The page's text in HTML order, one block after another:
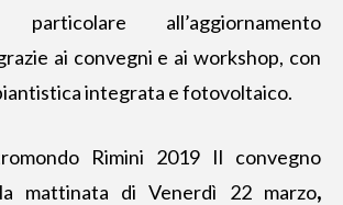
particolare all’aggiornamento
ai convegni e ai workshop, con
integrata e fotovoltaico.
Rimini 2019 Il convegno
mattinata di Venerdì 22 marzo,